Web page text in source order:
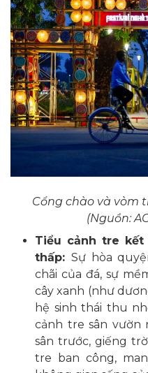
Cổng chào và vòm
(Nguồn:
Tiểu cảnh tre
thấp: Sự hòa
chãi của đá, sự
cây xanh (như
hệ sinh thái thu
cảnh tre sân vườn
sân trước, giếng
tre ban công,